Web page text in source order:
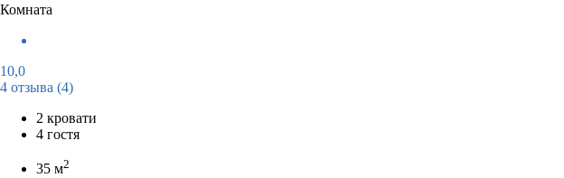
Комната
10,0
4 отзыва (4)
2 кровати
4 гостя
35 м2